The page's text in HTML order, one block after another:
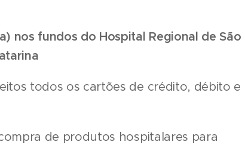
nos fundos do Hospital Regional de São
todos os cartões de crédito, débito e
de produtos hospitalares para